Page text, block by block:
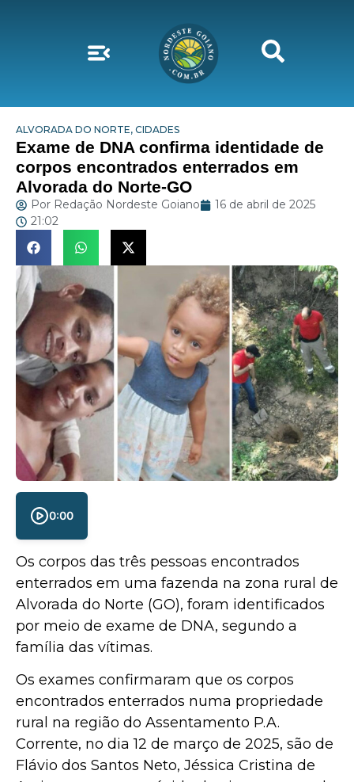
ALVORADA DO NORTE, CIDADES
Exame de DNA confirma identidade de
corpos encontrados enterrados em
Alvorada do Norte-GO
Por Redação Nordeste Goiano
16 de abril de 2025
21:02
0:00
Os corpos das três pessoas encontrados
enterrados em uma fazenda na zona rural de
Alvorada do Norte (GO), foram identificados
por meio de exame de DNA, segundo a
família das vítimas.
Os exames confirmaram que os corpos
encontrados enterrados numa propriedade
rural na região do Assentamento P.A.
Corrente, no dia 12 de março de 2025, são de
Flávio dos Santos Neto, Jéssica Cristina de